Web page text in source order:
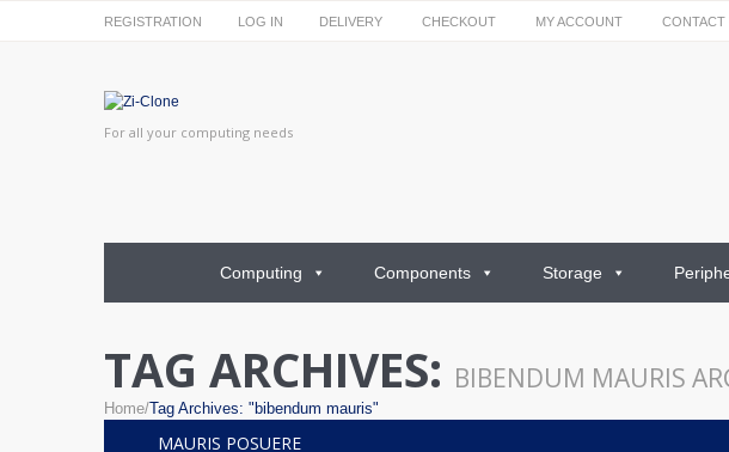
REGISTRATION LOG IN DELIVERY CHECKOUT MY ACCOUNT CONTACT
For all your computing needs
Computing Components Storage
TAG ARCHIVES: BIBENDUM MAURIS
Home Tag Archives: "bibendum mauris"
MAURIS POSUERE